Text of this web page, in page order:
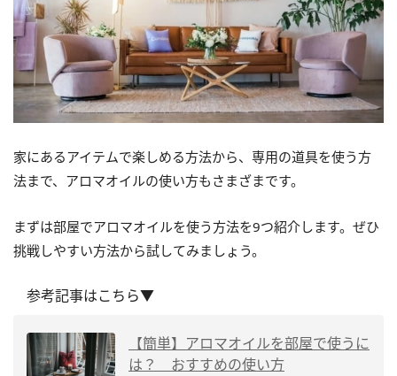
家にあるアイテムで楽しめる方法から、専用の道具を使う方
法まで、アロマオイルの使い方もさまざまです。
まずは部屋でアロマオイルを使う方法を9つ紹介します。ぜひ
挑戦しやすい方法から試してみましょう。
参考記事はこちら▼
【簡単】アロマオイルを部屋で使うに
は？ おすすめの使い方